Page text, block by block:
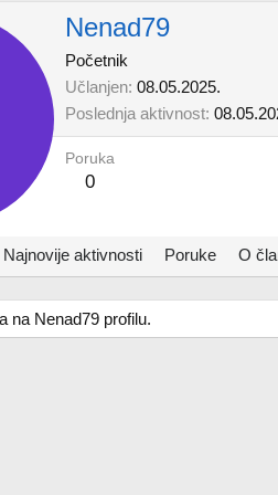
Nenad79
Početnik
Učlanjen 08.05.2025.
Poslednja aktivnost
Poruka
0
Najnovije aktivnosti Poruke O
na Nenad79 profilu.